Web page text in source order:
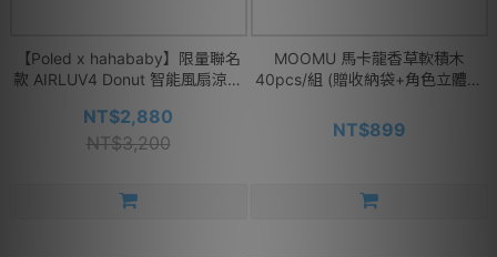
【Poled x hahababy】限量聯名
款 AIRLUV4 Donut 智能風扇涼感
NT$2,880
NT$3,200
MOOMU 馬卡龍香草軟積木
40pcs/組 (贈收納袋+角色立體場
NT$899